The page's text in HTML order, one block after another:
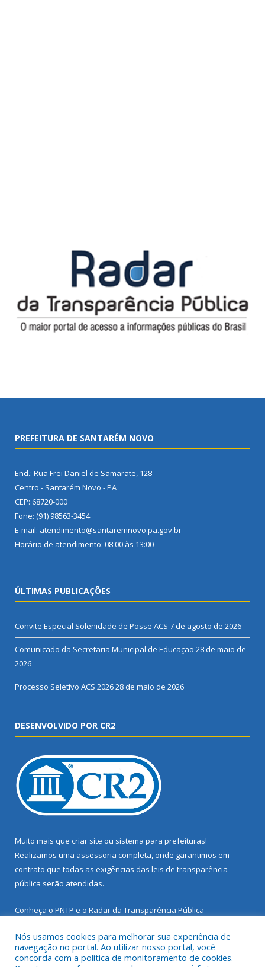
PREFEITURA DE SANTARÉM NOVO
End.: Rua Frei Daniel de Samarate, 128
Centro - Santarém Novo - PA
CEP: 68720-000
Fone: (91) 98563-3454
E-mail: atendimento@santaremnovo.pa.gov.br
Horário de atendimento: 08:00 às 13:00
ÚLTIMAS PUBLICAÇÕES
Convite Especial Solenidade de Posse ACS 7 de agosto de 2026
Comunicado da Secretaria Municipal de Educação 28 de maio de
2026
Processo Seletivo ACS 202628 de maio de 2026
DESENVOLVIDO POR CR2
Muito mais que criar site ou sistema para prefeituras!
Realizamos uma assessoria completa, onde garantimos em
contrato que todas as exigências das leis de transparência
pública serão atendidas.
Conheça o PNTP e o Radar da Transparência Pública
Nós usamos cookies para melhorar sua experiência de
navegação no portal. Ao utilizar nosso portal, você
concorda com a política de monitoramento de cookies.